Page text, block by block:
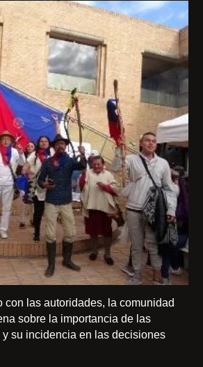
con las autoridades, la comunidad
sobre la importancia de las
su incidencia en las decisiones